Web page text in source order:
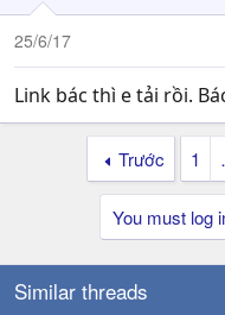
25/6/17
Link bác thì e tải rồi.
Trước 1
You must log
Similar threads